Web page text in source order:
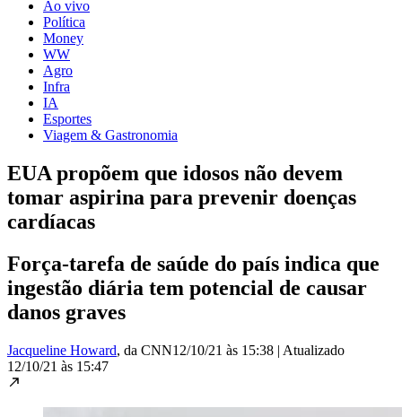
Ao vivo
Política
Money
WW
Agro
Infra
IA
Esportes
Viagem & Gastronomia
EUA propõem que idosos não devem
tomar aspirina para prevenir doenças
cardíacas
Força-tarefa de saúde do país indica que
ingestão diária tem potencial de causar
danos graves
Jacqueline Howard, da CNN12/10/21 às 15:38 | Atualizado
12/10/21 às 15:47